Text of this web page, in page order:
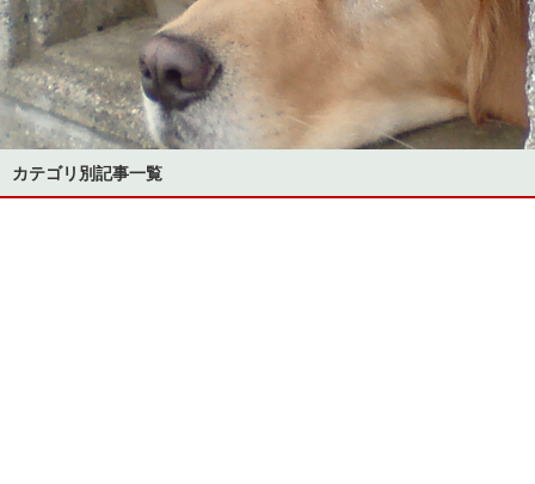
カテゴリ別記事一覧